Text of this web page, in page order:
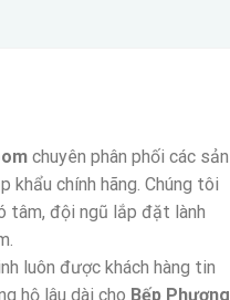
chuyên phân phối các sản
khẩu chính hãng. Chúng tôi
tâm, đội ngũ lắp đặt lành
luôn được khách hàng tin
hộ lâu dài cho Bếp Phương